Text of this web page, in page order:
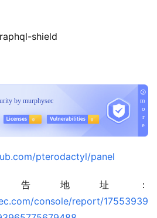
shield
pterodactyl/panel
告地址：
console/report/17553939